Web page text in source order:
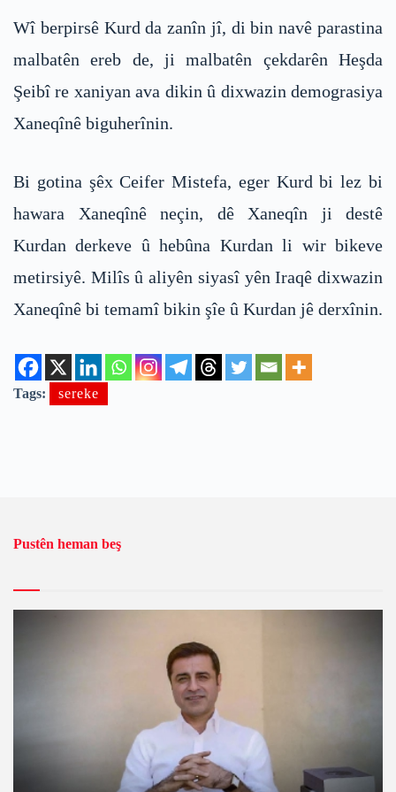
Wî berpirsê Kurd da zanîn jî, di bin navê parastina
malbatên ereb de, ji malbatên çekdarên Heşda
Şeibî re xaniyan ava dikin û dixwazin demograsiya
Xaneqînê biguherînin.
Bi gotina şêx Ceifer Mistefa, eger Kurd bi lez bi
hawara Xaneqînê neçin, dê Xaneqîn ji destê
Kurdan derkeve û hebûna Kurdan li wir bikeve
metirsiyê. Milîs û aliyên siyasî yên Iraqê dixwazin
Xaneqînê bi temamî bikin şîe û Kurdan jê derxînin.
Tags: sereke
Pustên heman beş